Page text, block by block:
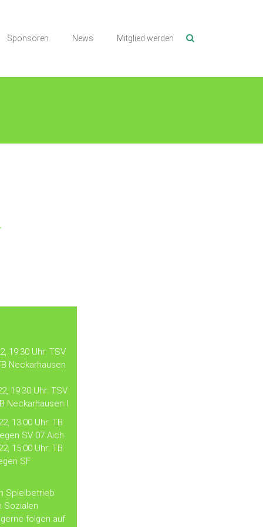
Sponsoren News Mitglied werden
19:30 Uhr: TSV
Neckarhausen
19:30 Uhr: TSV
Neckarhausen I
13:00 Uhr: TB
SV 07 Aich
15:00 Uhr: TB
SF
Spielbetrieb
Sozialen
folgen auf